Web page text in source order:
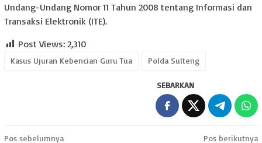
Undang-Undang Nomor 11 Tahun 2008 tentang Informasi dan
Transaksi Elektronik (ITE).
Post Views: 2,310
Kasus Ujuran Kebencian Guru Tua Polda Sulteng
SEBARKAN
Pos sebelumnya
Pos berikutnya